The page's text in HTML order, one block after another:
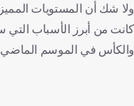
ولا شك أن المستويات
كانت من أبرز الأسباب التي
والكأس في الموسم الماضي،